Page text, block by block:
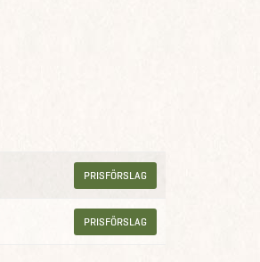
PRISFÖRSLAG
PRISFÖRSLAG